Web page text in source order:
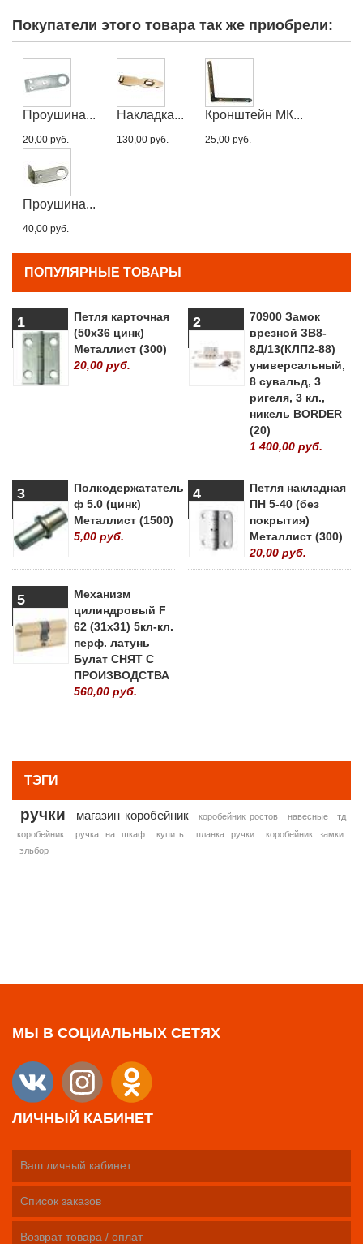
Покупатели этого товара так же приобрели:
Проушина...
20,00 руб.
Накладка...
130,00 руб.
Кронштейн МК...
25,00 руб.
Проушина...
40,00 руб.
ПОПУЛЯРНЫЕ ТОВАРЫ
1
Петля карточная
(50х36 цинк)
Металлист (300)
20,00 руб.
2
70900 Замок
врезной ЗВ8-
8Д/13(КЛП2-88)
универсальный,
8 сувальд, 3
ригеля, 3 кл.,
никель BORDER
(20)
1 400,00 руб.
3
Полкодержататель
ф 5.0 (цинк)
Металлист (1500)
5,00 руб.
4
Петля накладная
ПН 5-40 (без
покрытия)
Металлист (300)
20,00 руб.
5
Механизм
цилиндровый F
62 (31х31) 5кл-кл.
перф. латунь
Булат СНЯТ С
ПРОИЗВОДСТВА
560,00 руб.
ТЭГИ
ручки магазин коробейник коробейник ростов навесные
тд
коробейник
ручка на шкаф купить планка ручки
коробейник замки
эльбор
МЫ В СОЦИАЛЬНЫХ СЕТЯХ
ЛИЧНЫЙ КАБИНЕТ
Ваш личный кабинет
Список заказов
Возврат товара / оплат